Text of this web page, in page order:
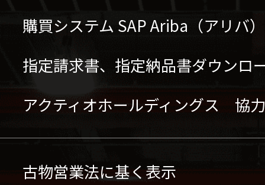
購買システム SAP Ariba（アリバ
指定請求書、指定納品書ダウンロ
アクティオホールディングス 協
古物営業法に基く表示